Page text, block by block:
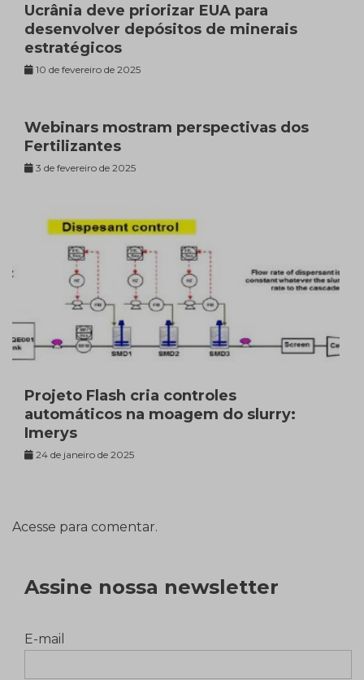
Ucrânia deve priorizar EUA para
desenvolver depósitos de minerais
estratégicos
10 de fevereiro de 2025
Webinars mostram perspectivas dos
Fertilizantes
3 de fevereiro de 2025
Projeto Flash cria controles
automáticos na moagem do slurry:
Imerys
24 de janeiro de 2025
Acesse para comentar.
Assine nossa newsletter
E-mail